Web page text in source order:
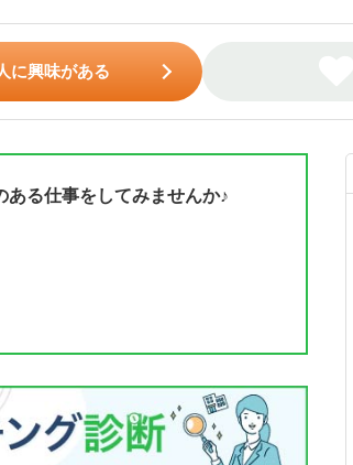
に興味がある
る仕事をしてみませんか♪